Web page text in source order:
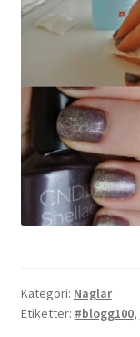
Kategori: Naglar
Etiketter: #blogg100,